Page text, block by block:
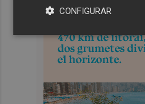
CONFIGURAR